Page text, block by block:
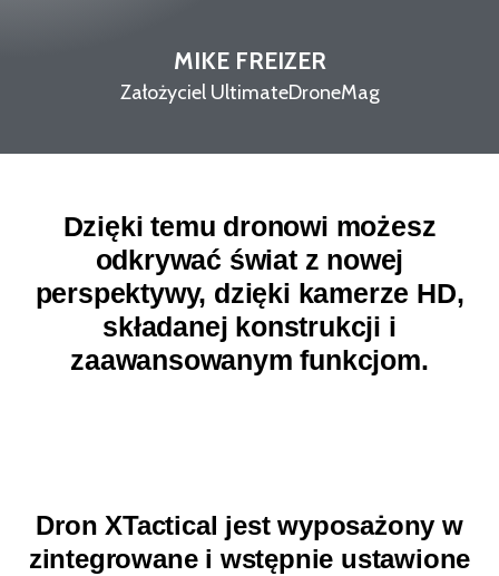
MIKE FREIZER
Założyciel UltimateDroneMag
Dzięki temu dronowi możesz
odkrywać świat z nowej
perspektywy, dzięki kamerze HD,
składanej konstrukcji i
zaawansowanym funkcjom.
Dron XTactical jest wyposażony w
zintegrowane i wstępnie ustawione